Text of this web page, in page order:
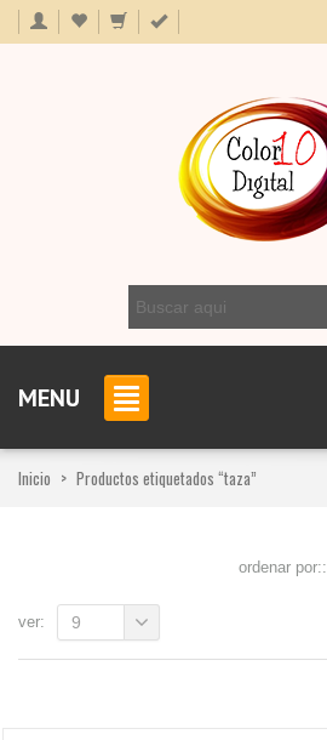
MENU
Inicio > Productos etiquetados “taza”
ordenar por::
ver: 9